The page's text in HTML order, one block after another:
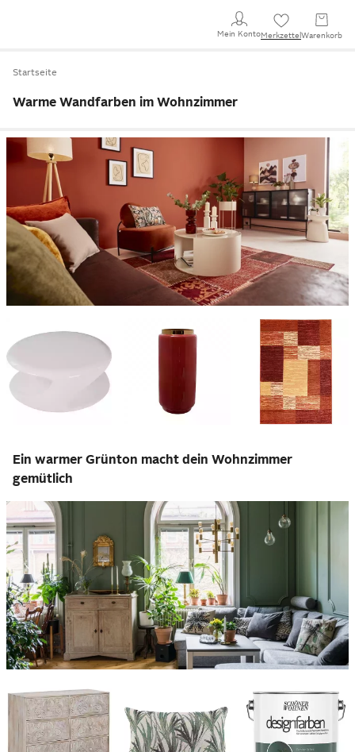
Mein KontoMerkzettel Warenkorb
Startseite
Warme Wandfarben im Wohnzimmer
Ein warmer Grünton macht dein Wohnzimmer
gemütlich